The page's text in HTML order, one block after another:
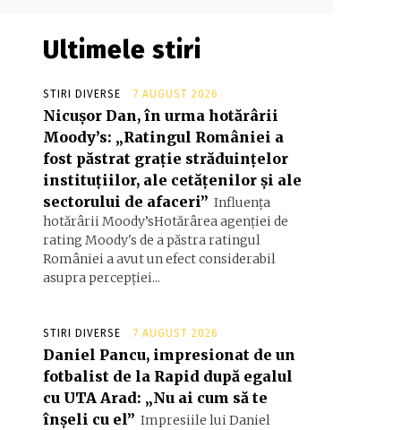
Ultimele stiri
STIRI DIVERSE 7 AUGUST 2026
Nicușor Dan, în urma hotărârii
Moody’s: „Ratingul României a
fost păstrat grație străduințelor
instituțiilor, ale cetățenilor și ale
sectorului de afaceri” Influența
hotărârii Moody’sHotărârea agenției de
rating Moody's de a păstra ratingul
României a avut un efect considerabil
asupra percepției...
STIRI DIVERSE 7 AUGUST 2026
Daniel Pancu, impresionat de un
fotbalist de la Rapid după egalul
cu UTA Arad: „Nu ai cum să te
înșeli cu el” Impresiile lui Daniel